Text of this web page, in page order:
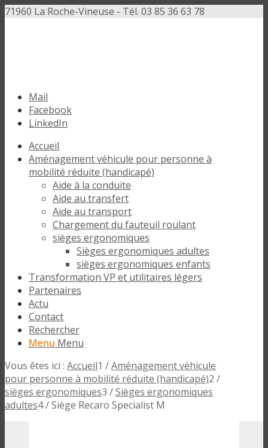
71960 La Roche-Vineuse - Tél. 03 85 36 63 78
Mail
Facebook
LinkedIn
Accueil
Aménagement véhicule pour personne à
mobilité réduite (handicapé)
Aide à la conduite
Aide au transfert
Aide au transport
Chargement du fauteuil roulant
sièges ergonomiques
Sièges ergonomiques adultes
sièges ergonomiques enfants
Transformation VP et utilitaires légers
Partenaires
Actu
Contact
Rechercher
Menu Menu
Vous êtes ici : Accueil1 /Aménagement véhicule
pour personne à mobilité réduite (handicapé)2 /
sièges ergonomiques3 /Sièges ergonomiques
adultes4/Siège Recaro Specialist M